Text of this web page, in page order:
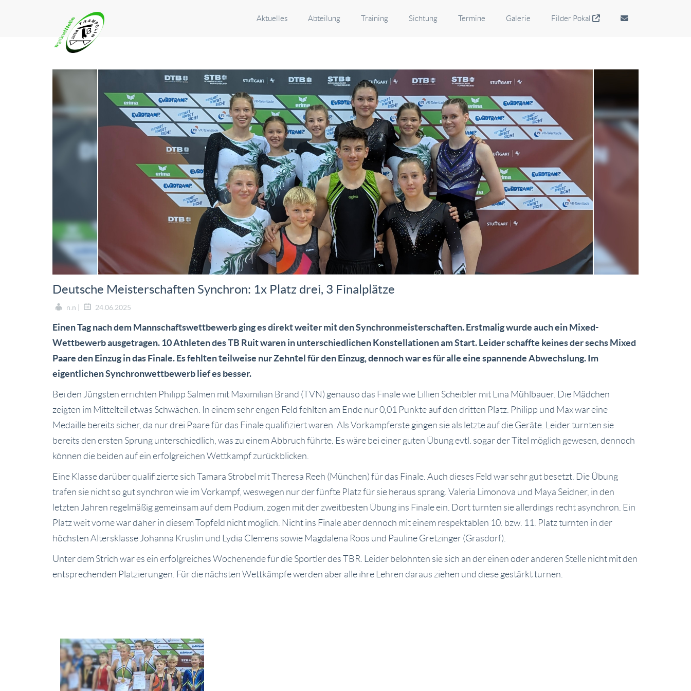
Aktuelles Abteilung Training Sichtung Termine Galerie Filder Pokal
Deutsche Meisterschaften Synchron: 1x Platz drei, 3 Finalplätze
n.n | 24.06.2025
Einen Tag nach dem Mannschaftswettbewerb ging es direkt weiter mit den Synchronmeisterschaften. Erstmalig wurde auch ein Mixed-
Wettbewerb ausgetragen. 10 Athleten des TB Ruit waren in unterschiedlichen Konstellationen am Start. Leider schaffte keines der sechs Mixed
Paare den Einzug in das Finale. Es fehlten teilweise nur Zehntel für den Einzug, dennoch war es für alle eine spannende Abwechslung. Im
eigentlichen Synchronwettbewerb lief es besser.
Bei den Jüngsten errichten Philipp Salmen mit Maximilian Brand (TVN) genauso das Finale wie Lillien Scheibler mit Lina Mühlbauer. Die Mädchen
zeigten im Mittelteil etwas Schwächen. In einem sehr engen Feld fehlten am Ende nur 0,01 Punkte auf den dritten Platz. Philipp und Max war eine
Medaille bereits sicher, da nur drei Paare für das Finale qualifiziert waren. Als Vorkampferste gingen sie als letzte auf die Geräte. Leider turnten sie
bereits den ersten Sprung unterschiedlich, was zu einem Abbruch führte. Es wäre bei einer guten Übung evtl. sogar der Titel möglich gewesen, dennoch
können die beiden auf ein erfolgreichen Wettkampf zurückblicken.
Eine Klasse darüber qualifizierte sich Tamara Strobel mit Theresa Reeh (München) für das Finale. Auch dieses Feld war sehr gut besetzt. Die Übung
trafen sie nicht so gut synchron wie im Vorkampf, weswegen nur der fünfte Platz für sie heraus sprang. Valeria Limonova und Maya Seidner, in den
letzten Jahren regelmäßig gemeinsam auf dem Podium, zogen mit der zweitbesten Übung ins Finale ein. Dort turnten sie allerdings recht asynchron. Ein
Platz weit vorne war daher in diesem Topfeld nicht möglich. Nicht ins Finale aber dennoch mit einem respektablen 10. bzw. 11. Platz turnten in der
höchsten Altersklasse Johanna Kruslin und Lydia Clemens sowie Magdalena Roos und Pauline Gretzinger (Grasdorf).
Unter dem Strich war es ein erfolgreiches Wochenende für die Sportler des TBR. Leider belohnten sie sich an der einen oder anderen Stelle nicht mit den
entsprechenden Platzierungen. Für die nächsten Wettkämpfe werden aber alle ihre Lehren daraus ziehen und diese gestärkt turnen.